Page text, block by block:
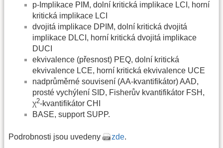
p-Implikace PIM, dolní kritická implikace LCI, horní
kritická implikace LCI
dvojitá implikace DPIM, dolní kritická dvojitá
implikace DLCI, horní kritická dvojitá implikace
DUCI
ekvivalence (přesnost) PEQ, dolní kritická
ekvivalence LCE, horní kritická ekvivalence UCE
nadprůměrné souvisení (AA-kvantifikátor) AAD,
prosté vychýlení SID, Fisherův kvantifikátor FSH,
χ2-kvantifikátor CHI
BASE, support SUPP.
Podrobnosti jsou uvedeny zde.